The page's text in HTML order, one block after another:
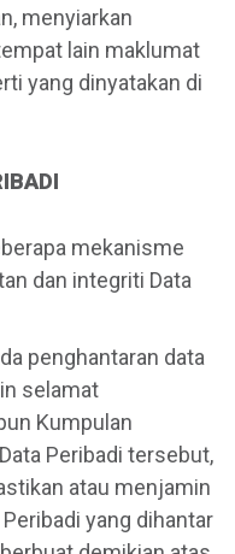
menyiarkan
lain maklumat
yang dinyatakan di
mekanisme
dan integriti Data
penghantaran data
selamat
Kumpulan
Peribadi tersebut,
atau menjamin
yang dihantar